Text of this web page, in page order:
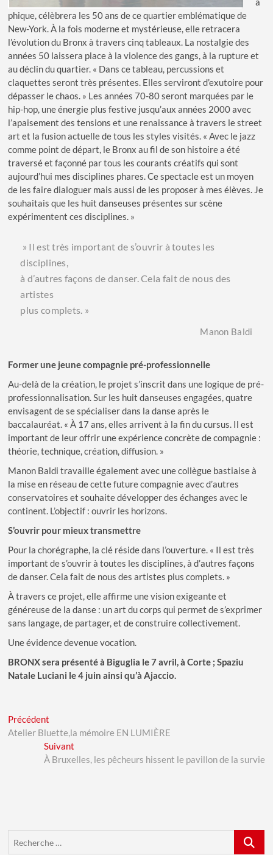
phique, célèbrera les 50 ans de ce quartier emblématique de
New-York. À la fois moderne et mystérieuse, elle retracera
l’évolution du Bronx à travers cinq tableaux. La nostalgie des
années 50 laissera place à la violence des gangs, à la rupture et
au déclin du quartier. « Dans ce tableau, percussions et
claquettes seront très présentes. Elles serviront d’exutoire pour
dépasser le chaos. » Les années 70-80 seront marquées par le
hip-hop, une énergie plus festive jusqu’aux années 2000 avec
l’apaisement des tensions et une renaissance à travers le street
art et la fusion actuelle de tous les styles visités. « Avec le jazz
comme point de départ, le Bronx au fil de son histoire a été
traversé et façonné par tous les courants créatifs qui sont
aujourd’hui mes disciplines phares. Ce spectacle est un moyen
de les faire dialoguer mais aussi de les proposer à mes élèves. Je
souhaitais que les huit danseuses présentes sur scène
expérimentent ces disciplines. »
» Il est très important de s’ouvrir à toutes les
disciplines,
à d’autres façons de danser. Cela fait de nous des
artistes
plus complets. »
Manon Baldi
Former une jeune compagnie pré-professionnelle
Au-delà de la création, le projet s’inscrit dans une logique de pré-
professionnalisation. Sur les huit danseuses engagées, quatre
envisagent de se spécialiser dans la danse après le
baccalauréat. « À 17 ans, elles arrivent à la fin du cursus. Il est
important de leur offrir une expérience concrète de compagnie :
théorie, technique, création, diffusion. »
Manon Baldi travaille également avec une collègue bastiaise à
la mise en réseau de cette future compagnie avec d’autres
conservatoires et souhaite développer des échanges avec le
continent. L’objectif : ouvrir les horizons.
S’ouvrir pour mieux transmettre
Pour la chorégraphe, la clé réside dans l’ouverture. « Il est très
important de s’ouvrir à toutes les disciplines, à d’autres façons
de danser. Cela fait de nous des artistes plus complets. »
À travers ce projet, elle affirme une vision exigeante et
généreuse de la danse : un art du corps qui permet de s’exprimer
sans langage, de partager, et de construire collectivement.
Une évidence devenue vocation.
BRONX sera présenté à Biguglia le 7 avril, à Corte ; Spaziu
Natale Luciani le 4 juin ainsi qu’à Ajaccio.
Navigation
de
l’article
Précédent
post:
Atelier Bluette,la mémoire EN LUMIÈRE
SuivantNext
post:
À Bruxelles, les pêcheurs hissent le pavillon de la survie